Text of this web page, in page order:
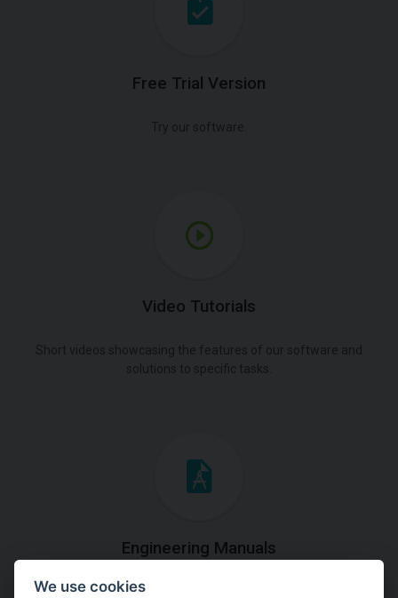
Free Trial Version
Video Tutorials
Engineering Manuals
Step by steps guides on how
We use cookies